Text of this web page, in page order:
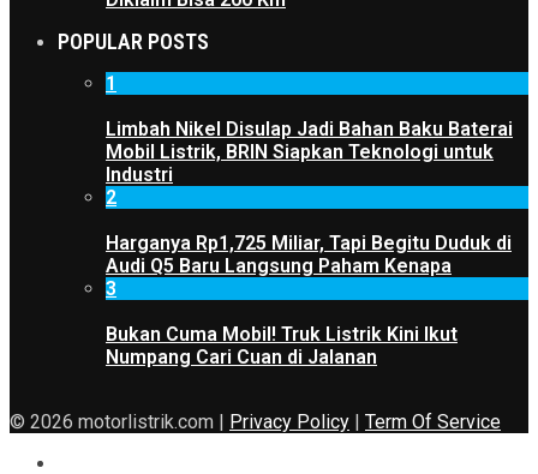
POPULAR POSTS
1
Limbah Nikel Disulap Jadi Bahan Baku Baterai
Mobil Listrik, BRIN Siapkan Teknologi untuk
Industri
2
Harganya Rp1,725 Miliar, Tapi Begitu Duduk di
Audi Q5 Baru Langsung Paham Kenapa
3
Bukan Cuma Mobil! Truk Listrik Kini Ikut
Numpang Cari Cuan di Jalanan
© 2026 motorlistrik.com | Privacy Policy Term Of Service